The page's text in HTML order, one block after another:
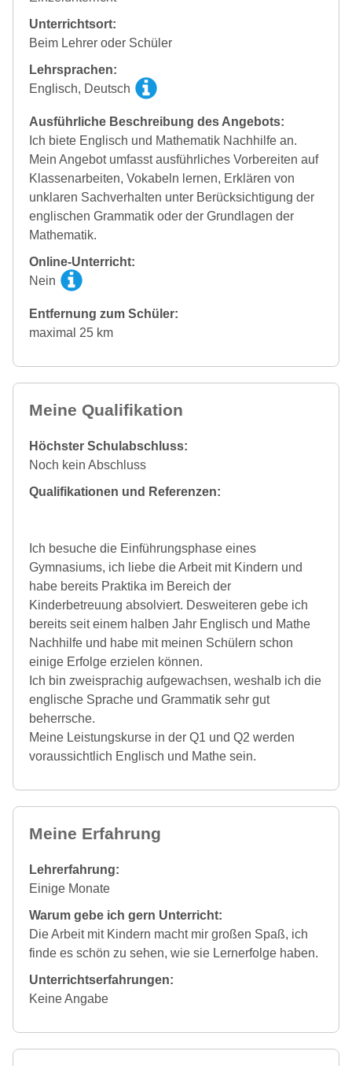
Unterrichtsort:
Beim Lehrer oder Schüler
Lehrsprachen:
Englisch, Deutsch
Ausführliche Beschreibung des Angebots:
Ich biete Englisch und Mathematik Nachhilfe an.
Mein Angebot umfasst ausführliches Vorbereiten auf
Klassenarbeiten, Vokabeln lernen, Erklären von
unklaren Sachverhalten unter Berücksichtigung der
englischen Grammatik oder der Grundlagen der
Mathematik.
Online-Unterricht:
Nein
Entfernung zum Schüler:
maximal 25 km
Meine Qualifikation
Höchster Schulabschluss:
Noch kein Abschluss
Qualifikationen und Referenzen:
Ich besuche die Einführungsphase eines
Gymnasiums, ich liebe die Arbeit mit Kindern und
habe bereits Praktika im Bereich der
Kinderbetreuung absolviert. Desweiteren gebe ich
bereits seit einem halben Jahr Englisch und Mathe
Nachhilfe und habe mit meinen Schülern schon
einige Erfolge erzielen können.
Ich bin zweisprachig aufgewachsen, weshalb ich die
englische Sprache und Grammatik sehr gut
beherrsche.
Meine Leistungskurse in der Q1 und Q2 werden
voraussichtlich Englisch und Mathe sein.
Meine Erfahrung
Lehrerfahrung:
Einige Monate
Warum gebe ich gern Unterricht:
Die Arbeit mit Kindern macht mir großen Spaß, ich
finde es schön zu sehen, wie sie Lernerfolge haben.
Unterrichtserfahrungen:
Keine Angabe